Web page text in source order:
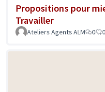
Propositions pour
Travailler
Ateliers Agents ALM 0 0